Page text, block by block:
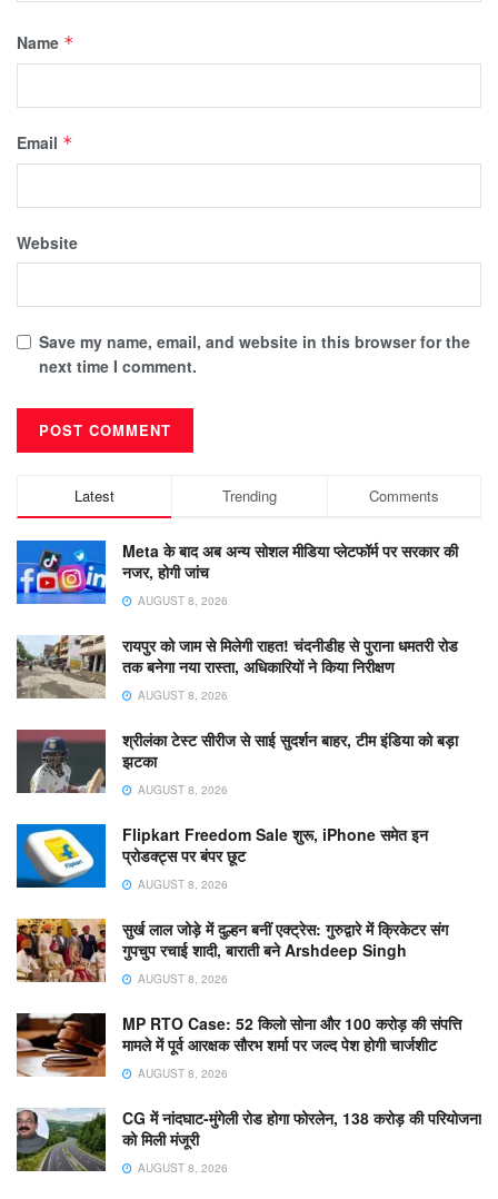
Name *
Email *
Website
Save my name, email, and website in this browser for the
next time I comment.
Latest Trending Comments
Meta के बाद अब अन्य सोशल मीडिया प्लेटफॉर्म पर सरकार की
नजर, होगी जांच
AUGUST 8, 2026
रायपुर को जाम से मिलेगी राहत! चंदनीडीह से पुराना धमतरी रोड
तक बनेगा नया रास्ता, अधिकारियों ने किया निरीक्षण
AUGUST 8, 2026
श्रीलंका टेस्ट सीरीज से साई सुदर्शन बाहर, टीम इंडिया को बड़ा
झटका
AUGUST 8, 2026
Flipkart Freedom Sale शुरू, iPhone समेत इन
प्रोडक्ट्स पर बंपर छूट
AUGUST 8, 2026
सुर्ख लाल जोड़े में दुल्हन बनीं एक्ट्रेस: गुरुद्वारे में क्रिकेटर संग
गुपचुप रचाई शादी, बाराती बने Arshdeep Singh
AUGUST 8, 2026
MP RTO Case: 52 किलो सोना और 100 करोड़ की संपत्ति
मामले में पूर्व आरक्षक सौरभ शर्मा पर जल्द पेश होगी चार्जशीट
AUGUST 8, 2026
CG में नांदघाट-मुंगेली रोड होगा फोरलेन, 138 करोड़ की परियोजना
को मिली मंजूरी
AUGUST 8, 2026